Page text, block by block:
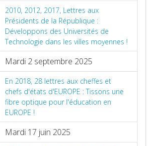
2010, 2012, 2017, Lettres aux
Présidents de la République :
Développons des Universités de
Technologie dans les villes moyennes !
Mardi 2 septembre 2025
En 2018, 28 lettres aux cheffes et
chefs d'états d'EUROPE : Tissons une
fibre optique pour l'éducation en
EUROPE !
Mardi 17 juin 2025